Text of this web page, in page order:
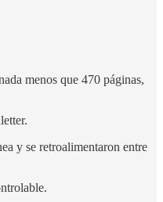
menos que 470 páginas,
y se retroalimentaron entre